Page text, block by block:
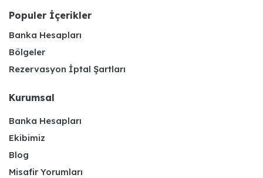
Populer İçerikler
Banka Hesapları
Bölgeler
Rezervasyon İptal Şartları
Kurumsal
Banka Hesapları
Ekibimiz
Blog
Misafir Yorumları